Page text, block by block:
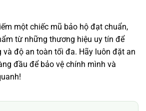
một chiếc mũ bảo hộ đạt chuẩn,
từ những thương hiệu uy tín để
độ an toàn tối đa. Hãy luôn đặt an
đầu để bảo vệ chính mình và